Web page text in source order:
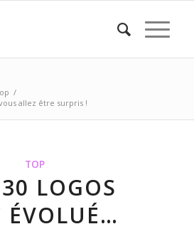
/
allez être surpris !
TOP
LOGOS
ÉVOLUÉ…